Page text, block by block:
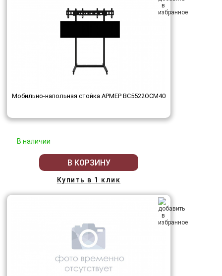
Мобильно-напольная стойка АРМЕР ВС5522ОСМ40
В наличии
В КОРЗИНУ
Купить в 1 клик